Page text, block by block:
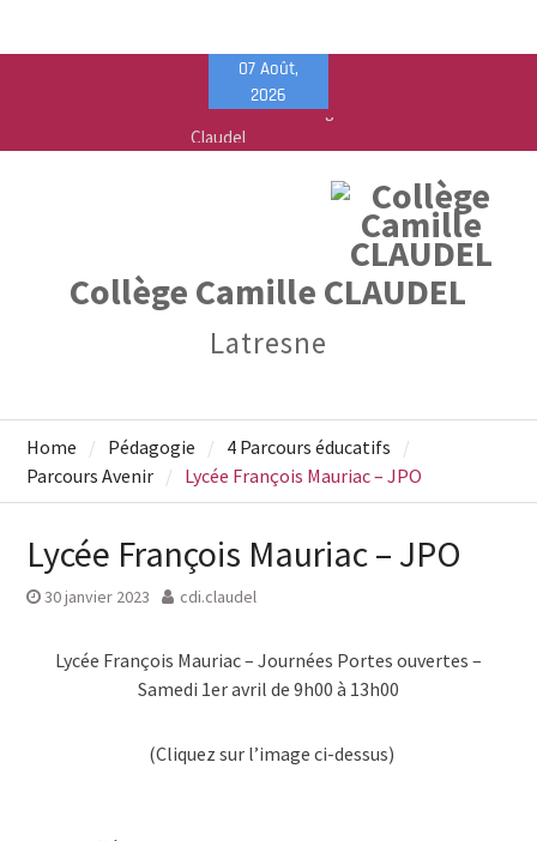
07 Août,
2026
Liste des fournitures 2026-2027 – Collège Camille
Claudel
Vente de fournitures scolaires – PEEP & Bureau
Vallée
Calendrier de rentrée pour les élèves – Année
Collège Camille CLAUDEL
Latresne
Home Pédagogie
4 Parcours éducatifs
Parcours Avenir
Lycée François Mauriac – JPO
Lycée François Mauriac – JPO
30 janvier 2023 cdi.claudel
Lycée François Mauriac – Journées Portes ouvertes –
Samedi 1er avril de 9h00 à 13h00
(Cliquez sur l’image ci-dessus)